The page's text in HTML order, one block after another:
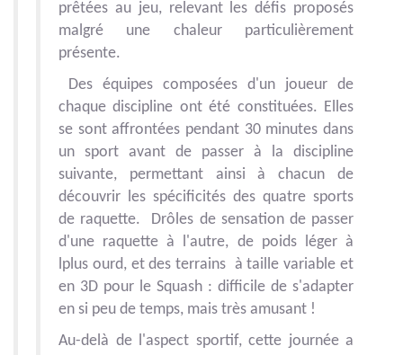
prêtées au jeu, relevant les défis proposés
malgré une chaleur particulièrement
présente.
Des équipes composées d'un joueur de
chaque discipline ont été constituées. Elles
se sont affrontées pendant 30 minutes dans
un sport avant de passer à la discipline
suivante, permettant ainsi à chacun de
découvrir les spécificités des quatre sports
de raquette. Drôles de sensation de passer
d'une raquette à l'autre, de poids léger à
lplus ourd, et des terrains à taille variable et
en 3D pour le Squash : difficile de s'adapter
en si peu de temps, mais très amusant !
Au-delà de l'aspect sportif, cette journée a